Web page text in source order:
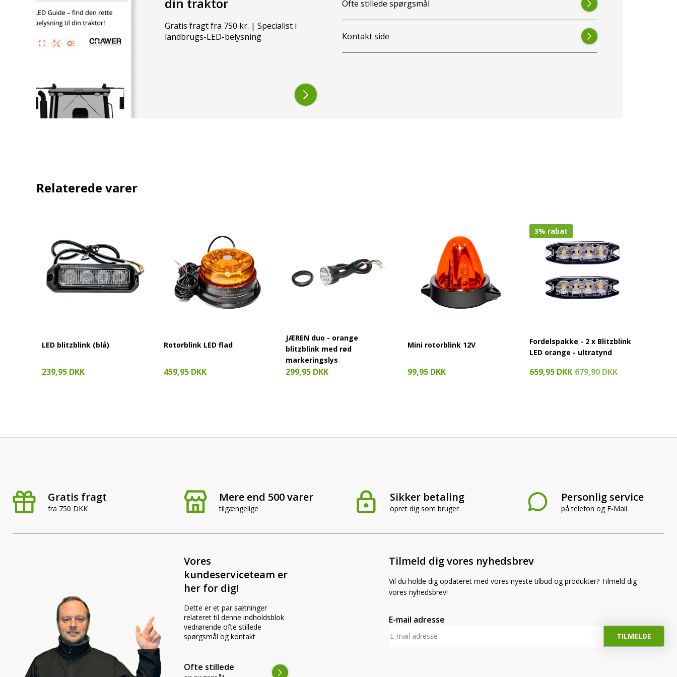
? Hvad er et LED rotorblink?
Et LED rotorblink er et kraftigt orange advarselslys som lyser i 360 grader. De er idéelle til montering på
? Hvornår skal rotorblink benyttes?
Hvis du kører med et traktorvogntog der er bredere end 2,55 meter, for eksempel en traktor og
Rotorblinket skal benyttes når et redskab rager mere end 15 cm ud til siden, 1 meter frem eller 2 meter
Gratis fragt fra 750 kr. | Specialist i
landbrugs-LED-belysning
Ofte stillede spørgsmål
Kontakt side
Relaterede varer
LED blitzblink (blå)
239,95 DKK
Rotorblink LED flad
459,95 DKK
JÆREN duo - orange
blitzblink med rød
markeringslys
299,95 DKK
Mini rotorblink 12V
99,95 DKK
3% rabat
Fordelspakke - 2 x Blitzblink
LED orange - ultratynd
659,95 DKK 679,90 DKK
Gratis fragt
fra 750 DKK
Mere end 500 varer
tilgængelige
Sikker betaling
opret dig som bruger
Personlig service
på telefon og E-Mail
Vores
kundeserviceteam er
her for dig!
Dette er et par sætninger
relateret til denne indholdsblok
vedrørende ofte stillede
spørgsmål og kontakt
Ofte stillede
Tilmeld dig vores nyhedsbrev
Vil du holde dig opdateret med vores nyeste tilbud og produkter? Tilmeld dig
vores nyhedsbrev!
E-mail adresse